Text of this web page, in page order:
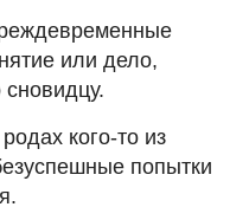
или дело,
кого-то из
попытки